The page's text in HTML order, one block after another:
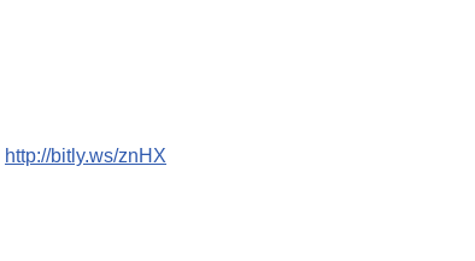
http://bitly.ws/znHX